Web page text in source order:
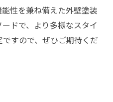
性を兼ね備えた外壁塗装
ドで、より多様なスタイ
すので、ぜひご期待くだ